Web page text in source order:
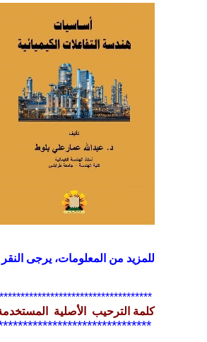
للمزيد من المعلومات، يرجى
كلمة الترحيب الأصلية المستخدمة خلال